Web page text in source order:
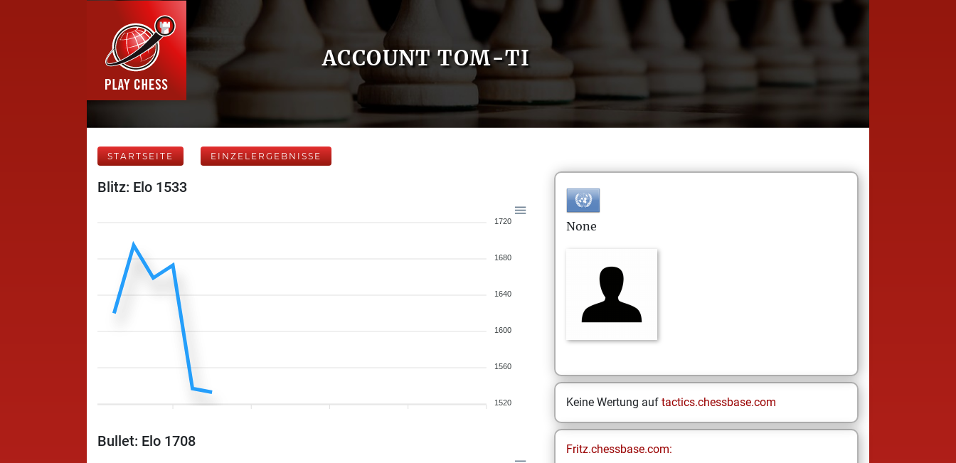
ACCOUNT TOM-TI
STARTSEITE EINZELERGEBNISSE
Blitz: Elo 1533
1720
1680
1640
1600
1560
1520
Bullet: Elo 1708
None
Keine Wertung auf tactics.chessbase.com
Fritz.chessbase.com: